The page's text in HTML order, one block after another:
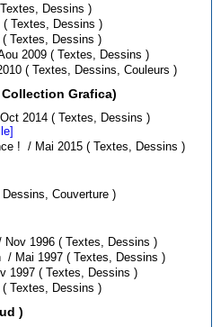
• Tome 1 : Illinois / Juil 2006 ( Textes, Dessins )
• Tome 2 : Missouri / Juil 2007 ( Textes, Dessins )
• Tome 3 : Kansas / Juin 2008 ( Textes, Dessins )
• Tome 4 : Oklahoma/Texas / Aou 2009 ( Textes, Dessins )
• Tome 5 : ... Californie / Aou 2010 ( Textes, Dessins, Couleurs )
Long silence ( Glénat - Collection Grafica)
• Tome 1 : Le Pink Flamingo / Oct 2014 ( Textes, Dessins )
• Tome 2 : Que la fête commence ! / Mai 2015 ( Textes, Dessins )
Textes, Dessins, Couverture )
• Tome 1 : Que rien ne meure / Nov 1996 ( Textes, Dessins )
• Tome 2 : Le souffle du dragon / Mai 1997 ( Textes, Dessins )
• Tome 3 : L'œil de Wedal / Nov 1997 ( Textes, Dessins )
• Tome 4 : Rokson / Juin 1998 ( Textes, Dessins )
)